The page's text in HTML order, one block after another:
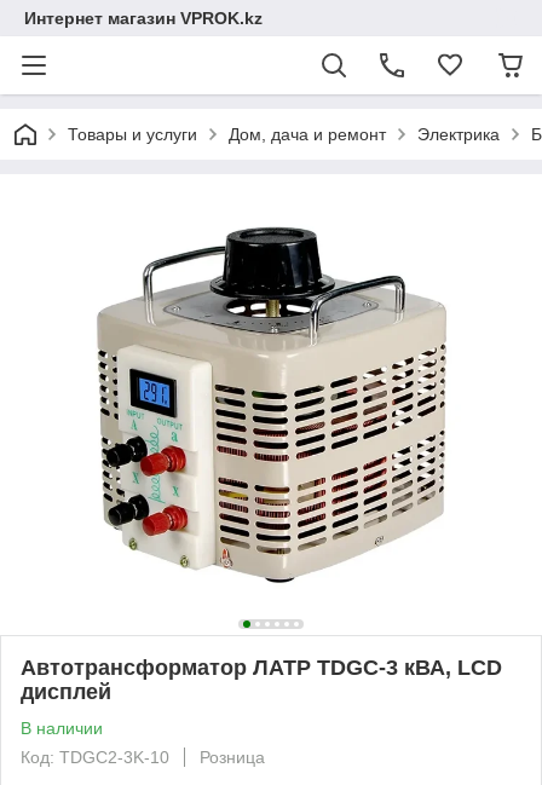
Интернет магазин VPROK.kz
Товары и услуги Дом, дача и ремонт Электрика
Автотрансформатор ЛАТР TDGC-3 кВА, LCD
дисплей
В наличии
Код: TDGC2-3K-10
Розница